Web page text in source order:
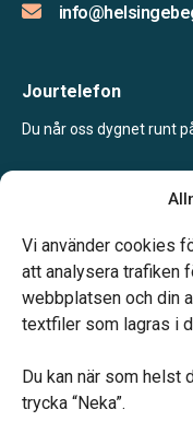
Vi använder cookies
att analysera trafiken
webbplatsen och din
textfiler som lagras i
Du kan när som helst
trycka “Neka”.
Jourtelefon
Du når oss dygnet runt
Kontoret bemannas
Vårt systerbolag